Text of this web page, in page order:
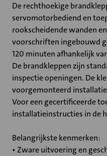
De rechthoekige
servomotorbediend en
rookscheidende wanden
voorschriften ingebouwd
120 minuten afhankelijk
De brandkleppen zijn
inspectie openingen. De
voorgemonteerd
Voor een gecertificeerde
installatieinstructies in de
Belangrijkste kenmerken:
• Zware uitvoering en